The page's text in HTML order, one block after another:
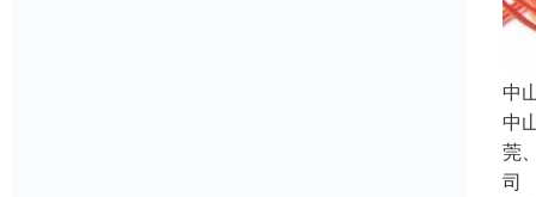
中
中
莞
司